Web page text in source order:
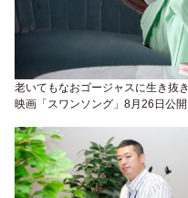
老いてもなおゴージャスに生き抜
映画「スワンソング」8月26日公開